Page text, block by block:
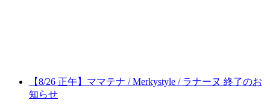
【8/26 正午】ママテナ / Merkystyle / ラナーヌ 終了のお
知らせ